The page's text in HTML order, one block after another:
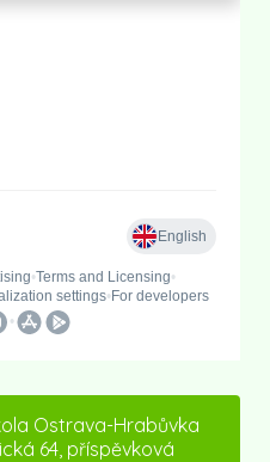
Ostrava-Hrabůvka
64, příspěvková